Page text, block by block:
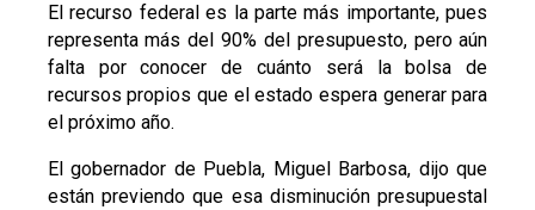
El recurso federal es la parte más importante, pues
representa más del 90% del presupuesto, pero aún
falta por conocer de cuánto será la bolsa de
recursos propios que el estado espera generar para
el próximo año.
El gobernador de Puebla, Miguel Barbosa, dijo que
están previendo que esa disminución presupuestal